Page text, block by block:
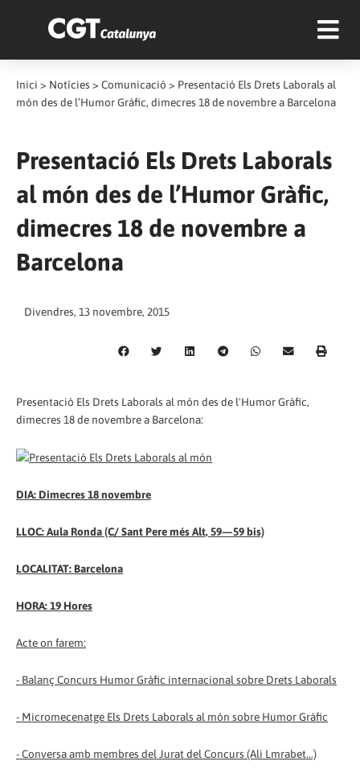
Inici > Notícies > Comunicació > Presentació Els Drets Laborals al
món des de l’Humor Gràfic, dimecres 18 de novembre a Barcelona
Presentació Els Drets Laborals
al món des de l’Humor Gràfic,
dimecres 18 de novembre a
Barcelona
Divendres, 13 novembre, 2015
Presentació Els Drets Laborals al món des de l'Humor Gràfic,
dimecres 18 de novembre a Barcelona:
DIA: Dimecres 18 novembre
LLOC: Aula Ronda (C/ Sant Pere més Alt, 59—59 bis)
LOCALITAT: Barcelona
HORA: 19 Hores
Acte on farem:
- Balanç Concurs Humor Gràfic internacional sobre Drets Laborals
- Micromecenatge Els Drets Laborals al món sobre Humor Gràfic
- Conversa amb membres del Jurat del Concurs (Ali Lmrabet...)